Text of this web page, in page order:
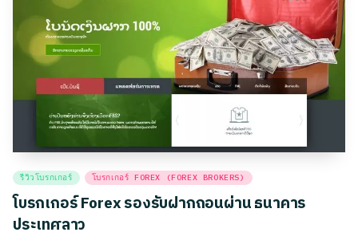
Posted
in
รีวิวโบรกเกอร์ โบรกเกอร์ FOREX (FOREX BROKERS)
โบรกเกอร์ Forex รองรับฝากถอนผ่าน ธนาคาร
ประเทศลาว